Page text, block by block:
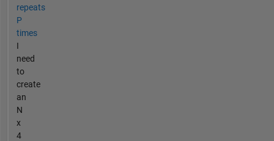
repeats
P
times
I
need
to
create
an
N
x
4